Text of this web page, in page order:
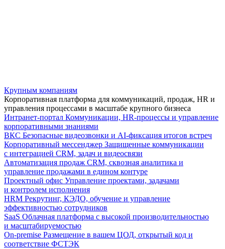
Крупным компаниям
Корпоративная платформа для коммуникаций, продаж, HR и
управления процессами в масштабе крупного бизнеса
Интранет-портал Коммуникации, HR-процессы и управление
корпоративными знаниями
ВКС Безопасные видеозвонки и AI-фиксация итогов встреч
Корпоративный мессенджер Защищенные коммуникации
с интеграцией CRM, задач и видеосвязи
Автоматизация продаж CRM, сквозная аналитика и
управление продажами в едином контуре
Проектный офис Управление проектами, задачами
и контролем исполнения
HRM Рекрутинг, КЭДО, обучение и управление
эффективностью сотрудников
SaaS Облачная платформа с высокой производительностью
и масштабируемостью
On-premise Размещение в вашем ЦОД, открытый код и
соответствие ФСТЭК